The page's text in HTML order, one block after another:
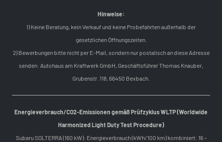
Hinweise:
1) Keine Beratung, kein Verkauf und keine Probefahrten außerhalb der
gesetzlichen Öffnungszeiten.
2) Bewerbungen bitte nicht per E-Mail, sondern nur postalisch an diese Adresse
senden: Autohaus am Kraftwerk GmbH, Geschäftsführer Thomas Knauber,
Grubenstr. 118, 66450 Bexbach.
Energieverbrauch/CO2-Emissionen gemäß Prüfzyklus WLTP (Worldwide
Harmonized Light Duty Test Procedure)
Subaru SOLTERRA (160 kW): Energieverbrauch (kWh/100 km) kombiniert: 16 –